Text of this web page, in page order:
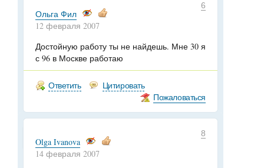
6
Ольга Фил
12 февраля 2007
Достойную работу ты не найдешь. Мне 30 я
с 96 в Москве работаю
Ответить
Цитировать
Пожаловаться
8
Olga Ivanova
14 февраля 2007